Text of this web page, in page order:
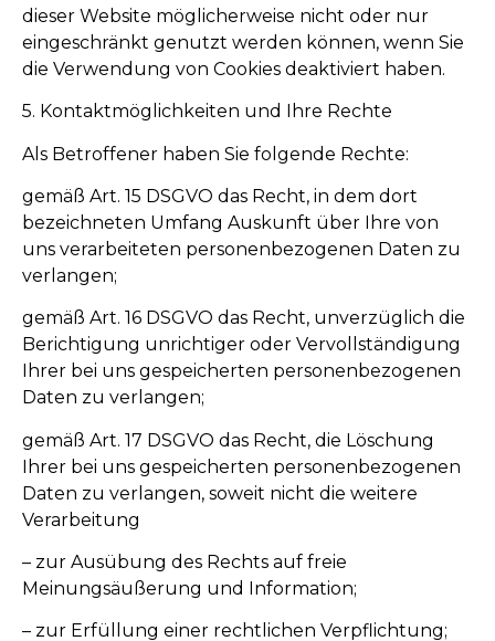
dieser Website möglicherweise nicht oder nur
eingeschränkt genutzt werden können, wenn Sie
die Verwendung von Cookies deaktiviert haben.
5. Kontaktmöglichkeiten und Ihre Rechte
Als Betroffener haben Sie folgende Rechte:
gemäß Art. 15 DSGVO das Recht, in dem dort
bezeichneten Umfang Auskunft über Ihre von
uns verarbeiteten personenbezogenen Daten zu
verlangen;
gemäß Art. 16 DSGVO das Recht, unverzüglich die
Berichtigung unrichtiger oder Vervollständigung
Ihrer bei uns gespeicherten personenbezogenen
Daten zu verlangen;
gemäß Art. 17 DSGVO das Recht, die Löschung
Ihrer bei uns gespeicherten personenbezogenen
Daten zu verlangen, soweit nicht die weitere
Verarbeitung
– zur Ausübung des Rechts auf freie
Meinungsäußerung und Information;
– zur Erfüllung einer rechtlichen Verpflichtung;